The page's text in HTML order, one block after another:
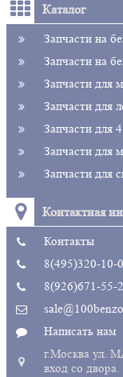
Каталог
Запчасти на
Запчасти на
Запчасти для
Запчасти для
Запчасти для
Запчасти для
Запчасти для
Контактная
Контакты
8(495)320-10-
8(926)671-55-
Написать нам
г.Москва ул.
вход со